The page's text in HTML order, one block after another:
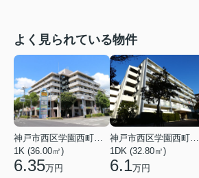
よく見られている物件
神戸市西区学園西町４丁目
1K (36.00㎡)
6.35万円
神戸市西区学園西町７丁目
1DK (32.80㎡)
6.1万円